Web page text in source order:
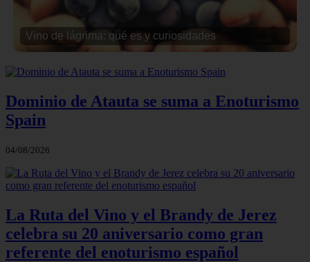
Vino de lágrima: qué es y curiosidades
Dominio de Atauta se suma a Enoturismo
Spain
04/08/2026
La Ruta del Vino y el Brandy de Jerez
celebra su 20 aniversario como gran
referente del enoturismo español